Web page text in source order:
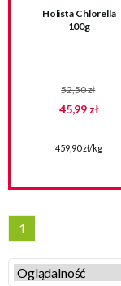
Holista Chlorella
100g
52,50 zł
45,99 zł
459,90 zł/kg
1